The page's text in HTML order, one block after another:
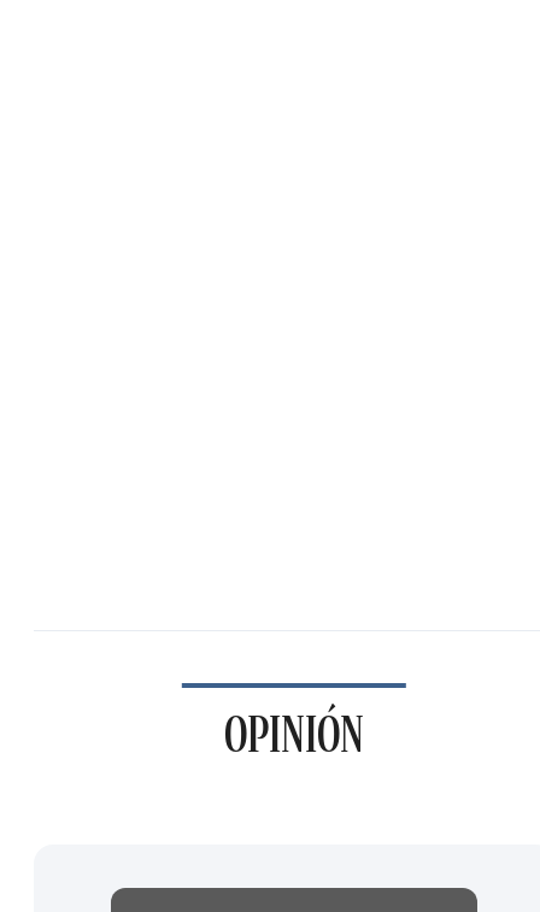
OPINIÓN